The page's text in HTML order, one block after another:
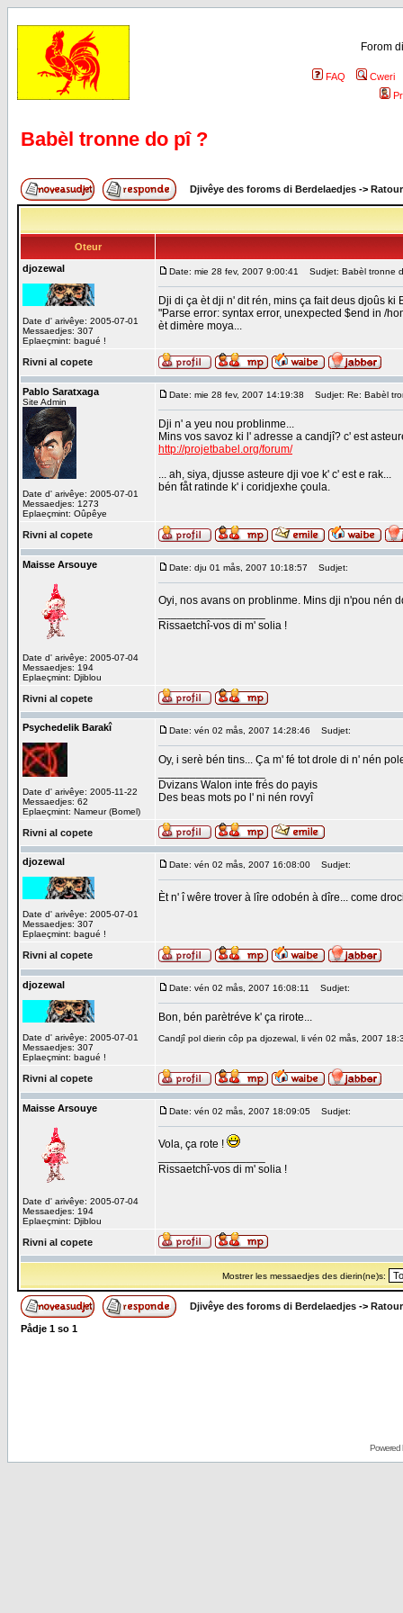
Forom
FAQ
Cweri
Babèl tronne do pî ?
Djivêye des foroms di Berdelaedjes ->
Oteur
djozewal
Date d' arivêye: 2005-07-01
Messaedjes: 307
Eplaeçmint: bagué !
Date: mie 28 fev, 2007 9:00:41 Sudjet: Babèl tronne
Dji di ça èt dji n' dit rén, mins ça fait deus djoûs ki
"Parse error: syntax error, unexpected $end in /
èt dimère moya...
Rivni al copete
Pablo Saratxaga
Site Admin
Date d' arivêye: 2005-07-01
Messaedjes: 1273
Eplaeçmint: Oûpêye
Date: mie 28 fev, 2007 14:19:38 Sudjet: Re: Babèl
Dji n' a yeu nou problinme...
Mins vos savoz ki l' adresse a candjî? c' est
http://projetbabel.org/forum/
... ah, siya, djusse asteure dji voe k' c' est e rak...
bén fåt ratinde k' i coridjexhe çoula.
Rivni al copete
Maisse Arsouye
Date d' arivêye: 2005-07-04
Messaedjes: 194
Eplaeçmint: Djiblou
Date: dju 01 mås, 2007 10:18:57 Sudjet:
Oyi, nos avans on problinme. Mins dji n'pou nén
Rissaetchî-vos di m' solia !
Rivni al copete
Psychedelik Barakî
Date d' arivêye: 2005-11-22
Messaedjes: 62
Eplaeçmint: Nameur (Bomel)
Date: vén 02 mås, 2007 14:28:46 Sudjet:
Oy, i serè bén tins... Ça m' fé tot drole di n' nén
Dvizans Walon inte frés do payis
Des beas mots po l' ni nén rovyî
Rivni al copete
djozewal
Date d' arivêye: 2005-07-01
Messaedjes: 307
Eplaeçmint: bagué !
Date: vén 02 mås, 2007 16:08:00 Sudjet:
Èt n' î wêre trover à lîre odobén à dîre... come
Rivni al copete
djozewal
Date d' arivêye: 2005-07-01
Messaedjes: 307
Eplaeçmint: bagué !
Date: vén 02 mås, 2007 16:08:11 Sudjet:
Bon, bén parètréve k' ça rirote...
Candjî pol dierin côp pa djozewal, li vén 02 mås, 2007
Rivni al copete
Maisse Arsouye
Date d' arivêye: 2005-07-04
Messaedjes: 194
Eplaeçmint: Djiblou
Date: vén 02 mås, 2007 18:09:05 Sudjet:
Vola, ça rote !
Rissaetchî-vos di m' solia !
Rivni al copete
Mostrer les messaedjes des dierin(ne)s:
Djivêye des foroms di Berdelaedjes ->
Pådje 1 so 1
Powered